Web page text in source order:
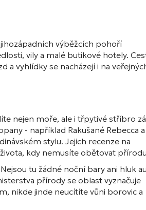
výběžcích pohoří
vily a malé butikové hotely.
a vyhlídky se nacházejí i na
nejen moře, ale i třpytivé stříbro
- například Rakušané Rebecca a
stylu. Jejich recenze na
kdy nemusíte obětovat
tu žádné noční bary ani hluk
přírody se oblast vyznačuje
nikde jinde neucítíte vůni borovic a